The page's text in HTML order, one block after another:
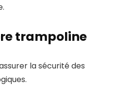
trampoline
la sécurité des